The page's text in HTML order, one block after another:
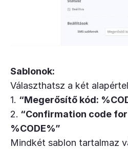
Sablonok:
Választhatsz a két
1. “Megerősítő kód:
2. “Confirmation code for
%CODE%”
Mindkét sablon tartalmaz